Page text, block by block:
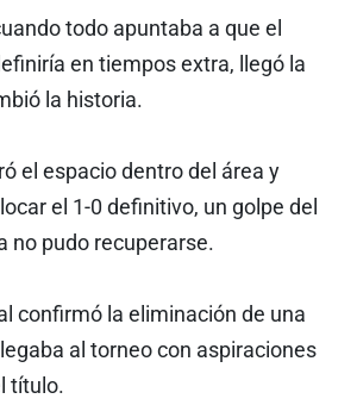
todo apuntaba a que el
en tiempos extra, llegó la
la historia.
el espacio dentro del área y
el 1-0 definitivo, un golpe del
no pudo recuperarse.
confirmó la eliminación de una
al torneo con aspiraciones
título.